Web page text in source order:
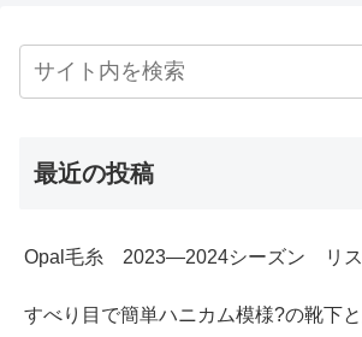
最近の投稿
Opal毛糸 2023―2024シーズン リス
すべり目で簡単ハニカム模様?の靴下